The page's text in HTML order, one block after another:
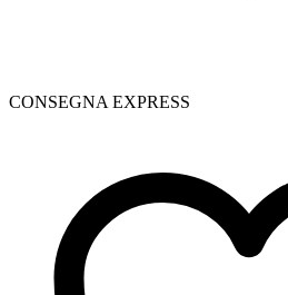
CONSEGNA EXPRESS